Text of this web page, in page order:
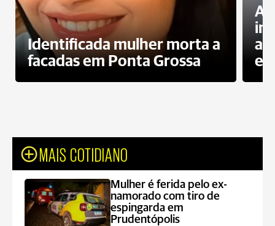
Identificada mulher morta a
facadas em Ponta Grossa
MAIS COTIDIANO
Mulher é ferida pelo ex-
namorado com tiro de
espingarda em
Prudentópolis